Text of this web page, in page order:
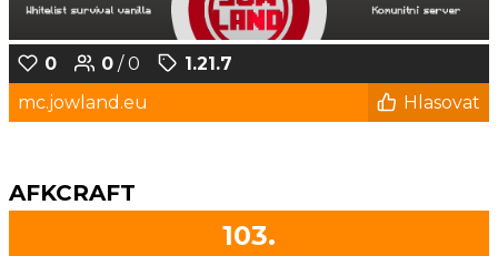
0 0 / 0
1.21.7
mc.jowland.eu
Hlasovat
AFKCRAFT
103.